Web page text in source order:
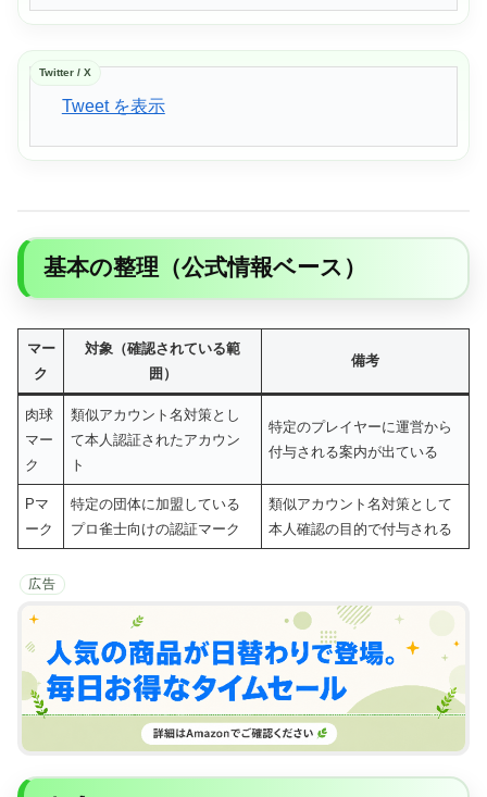
Twitter / X
Tweet を表示
基本の整理（公式情報ベース）
マー
ク
対象（確認されている範
囲）
備考
肉球
マー
ク
類似アカウント名対策とし
て本人認証されたアカウン
ト
特定のプレイヤーに運営から
付与される案内が出ている
Pマ
ーク
特定の団体に加盟している
プロ雀士向けの認証マーク
類似アカウント名対策として
本人確認の目的で付与される
広告